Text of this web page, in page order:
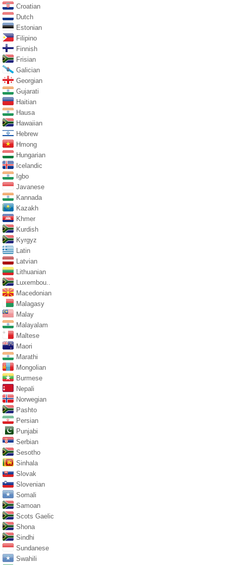
Croatian
Dutch
Estonian
Filipino
Finnish
Frisian
Galician
Georgian
Gujarati
Haitian
Hausa
Hawaiian
Hebrew
Hmong
Hungarian
Icelandic
Igbo
Javanese
Kannada
Kazakh
Khmer
Kurdish
Kyrgyz
Latin
Latvian
Lithuanian
Luxembou..
Macedonian
Malagasy
Malay
Malayalam
Maltese
Maori
Marathi
Mongolian
Burmese
Nepali
Norwegian
Pashto
Persian
Punjabi
Serbian
Sesotho
Sinhala
Slovak
Slovenian
Somali
Samoan
Scots Gaelic
Shona
Sindhi
Sundanese
Swahili